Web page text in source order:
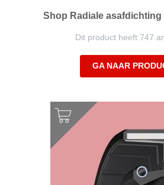
Shop Radiale asafdichting
Dit product heeft 747
GA NAAR